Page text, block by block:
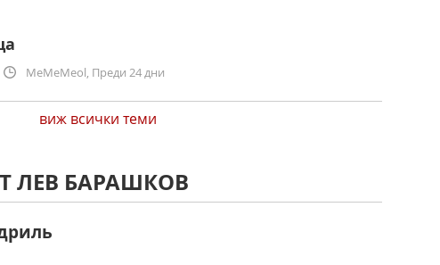
MeMeMeol, Преди 24 дни
виж всички теми
ЛЕВ БАРАШКОВ